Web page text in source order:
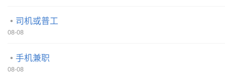
司机或普工
08-08
手机兼职
08-08